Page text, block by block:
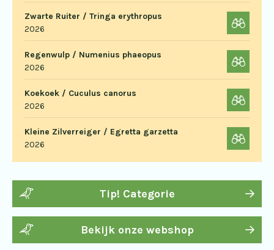
Zwarte Ruiter / Tringa erythropus
2026
Regenwulp / Numenius phaeopus
2026
Koekoek / Cuculus canorus
2026
Kleine Zilverreiger / Egretta garzetta
2026
Tip! Categorie
Bekijk onze webshop